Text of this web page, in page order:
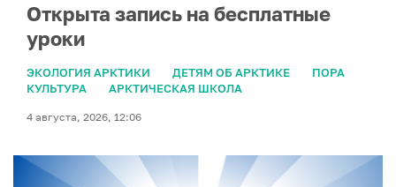
Открыта запись на бесплатные
уроки
ЭКОЛОГИЯ АРКТИКИ ДЕТЯМ ОБ АРКТИКЕ
ПОРА
КУЛЬТУРА
АРКТИЧЕСКАЯ ШКОЛА
4 августа, 2026, 12:06